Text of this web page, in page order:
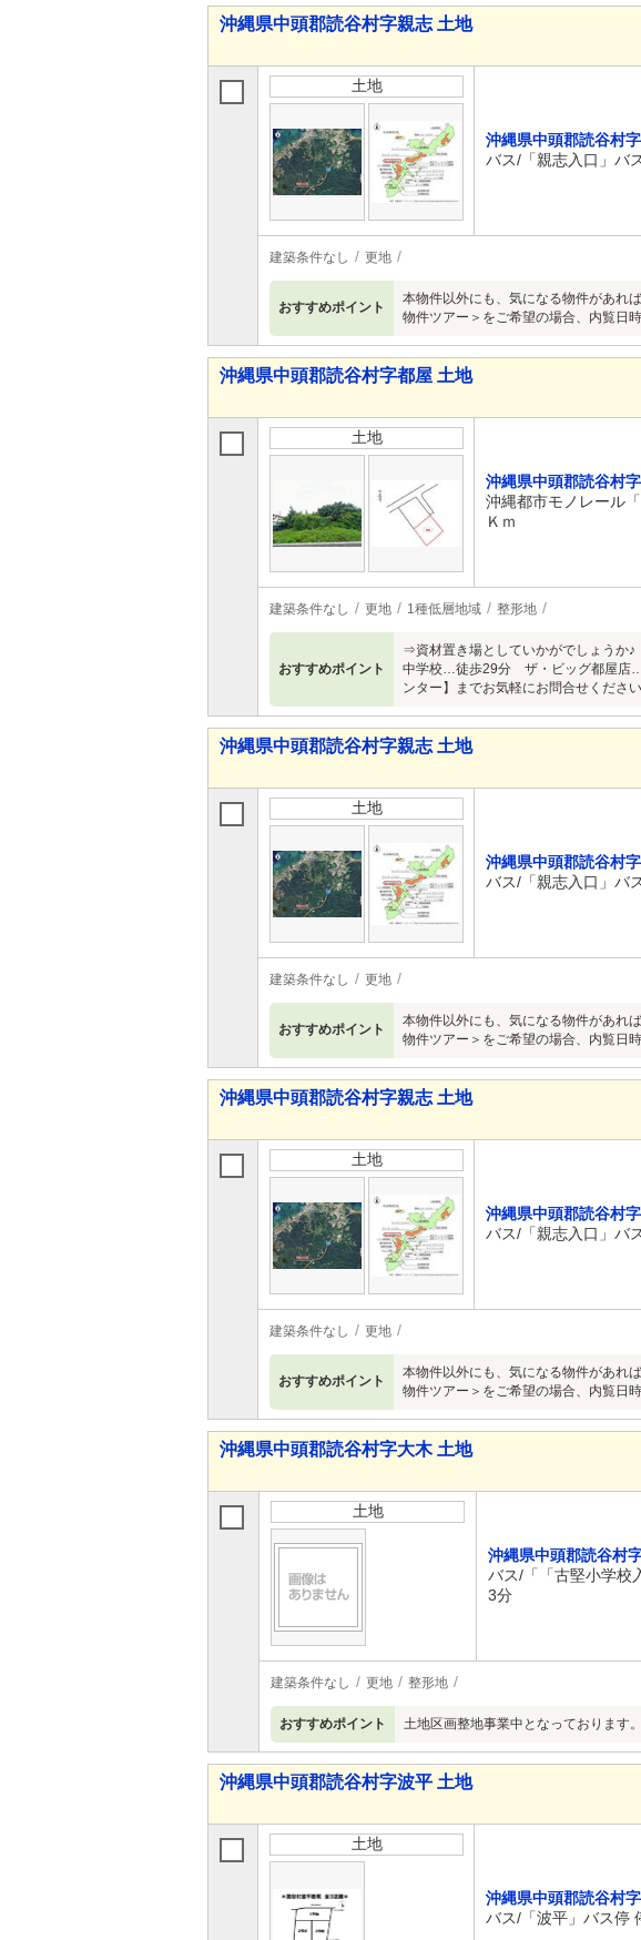
沖縄県中頭郡読谷村字親志 土地
土地
沖縄県中頭郡読谷村
バス/「親志入口」バ
建築条件なし 更地
おすすめポイント
本物件以外にも、気になる物件があれ
物件ツアー＞をご希望の場合、内覧日
沖縄県中頭郡読谷村字都屋 土地
土地
沖縄県中頭郡読谷村
沖縄都市モノレール
Ｋｍ
建築条件なし 更地 1種低層地域 整形地
おすすめポイント
⇒資材置き場としていかがでしょう
中学校…徒歩29分 ザ・ビッグ都屋店
ンター】までお気軽にお問合せくださ
沖縄県中頭郡読谷村字親志 土地
土地
沖縄県中頭郡読谷村
バス/「親志入口」バ
建築条件なし 更地
おすすめポイント
本物件以外にも、気になる物件があれ
物件ツアー＞をご希望の場合、内覧日
沖縄県中頭郡読谷村字親志 土地
土地
沖縄県中頭郡読谷村
バス/「親志入口」バ
建築条件なし 更地
おすすめポイント
本物件以外にも、気になる物件があれ
物件ツアー＞をご希望の場合、内覧日
沖縄県中頭郡読谷村字大木 土地
土地
沖縄県中頭郡読谷村
バス/「「古堅小学校
3分
建築条件なし 更地 整形地
おすすめポイント 土地区画整地事業中となっております
沖縄県中頭郡読谷村字波平 土地
土地
沖縄県中頭郡読谷村
バス/「波平」バス停